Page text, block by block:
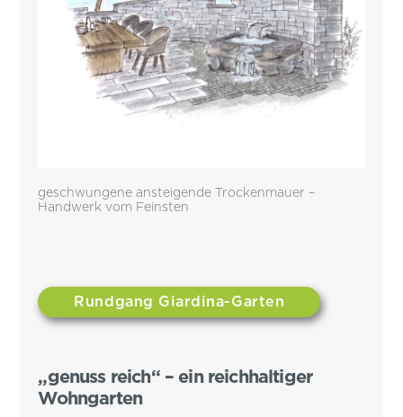
geschwungene ansteigende Trockenmauer –
Handwerk vom Feinsten
Rundgang Giardina-Garten
„genuss reich“ – ein reichhaltiger
Wohngarten